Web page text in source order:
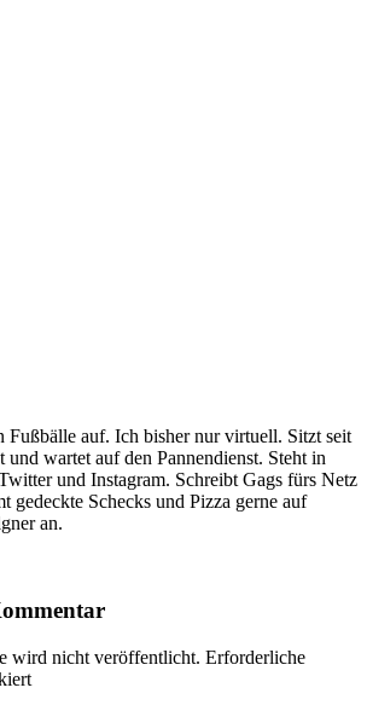
Fußbälle auf. Ich bisher nur virtuell. Sitzt seit
wartet auf den Pannendienst. Steht in
und Instagram. Schreibt Gags fürs Netz
gedeckte Schecks und Pizza gerne auf
an.
wird nicht veröffentlicht. Erforderliche